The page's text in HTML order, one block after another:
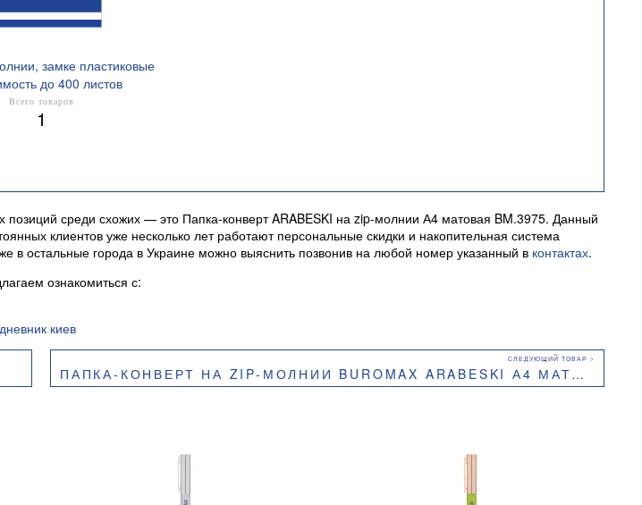
замке пластиковые
до 400 листов
Всего товаров
1
позиций среди схожих — это Папка-конверт ARABESKI на zip-молнии А4 матовая BM.3975. Данный
клиентов уже несколько лет работают персональные скидки и накопительная система
остальные города в Украине можно выяснить позвонив на любой номер указанный в контактах.
ознакомиться с:
киев
ПАПКА-КОНВЕРТ НА ZIP-МОЛНИИ BUROMAX ARABESKI А4 МАТОВЫЙ ПЛАСТИК BM.3948